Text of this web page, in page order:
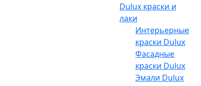
Dulux краски и
лаки
Интерьерные
краски Dulux
Фасадные
краски Dulux
Эмали Dulux